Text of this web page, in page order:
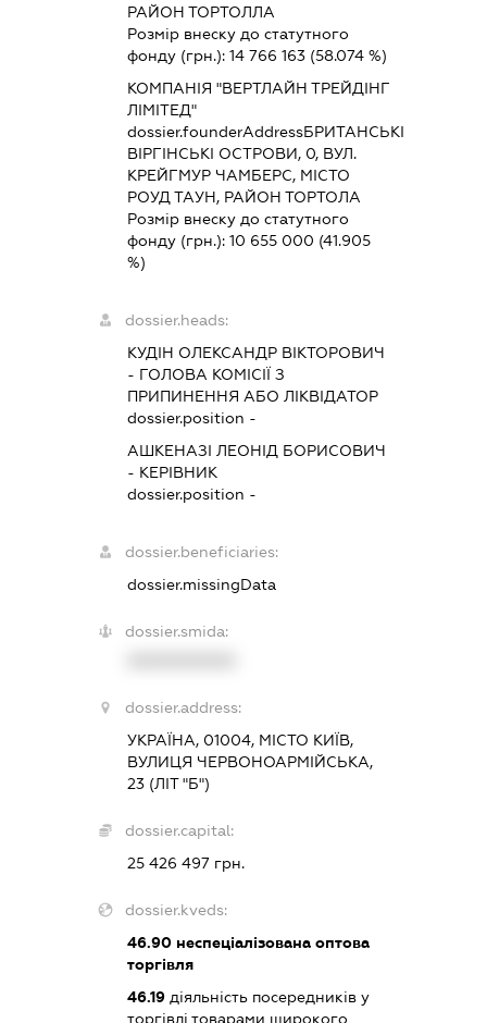
РАЙОН ТОРТОЛЛА
Розмір внеску до статутного
фонду (грн.): 14 766 163(58.074 %)
КОМПАНІЯ "ВЕРТЛАЙН ТРЕЙДІНГ
ЛІМІТЕД"
dossier.founderAddressБРИТАНСЬКІ
ВІРГІНСЬКІ ОСТРОВИ, 0, ВУЛ.
КРЕЙГМУР ЧАМБЕРС, МІСТО
РОУД ТАУН, РАЙОН ТОРТОЛА
Розмір внеску до статутного
фонду (грн.): 10 655 000 (41.905
%)
dossier.heads:
КУДІН ОЛЕКСАНДР ВІКТОРОВИЧ
- ГОЛОВА КОМІСІЇ З
ПРИПИНЕННЯ АБО ЛІКВІДАТОР
dossier.position -
АШКЕНАЗІ ЛЕОНІД БОРИСОВИЧ
- КЕРІВНИК
dossier.position -
dossier.beneficiaries:
dossier.missingData
dossier.smida:
dossier.address:
УКРАЇНА, 01004, МІСТО КИЇВ,
ВУЛИЦЯ ЧЕРВОНОАРМІЙСЬКА,
23 (ЛІТ "Б")
dossier.capital:
25 426 497 грн.
dossier.kveds:
46.90неспеціалізована оптова
торгівля
46.19діяльність посередників у
торгівлі товарами широкого